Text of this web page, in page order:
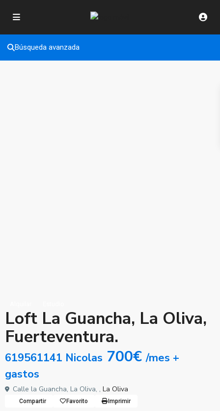
Búsqueda avanzada
Loft La Guancha, La Oliva,
Fuerteventura.
619561141 Nicolas 700€/mes +
gastos
Calle la Guancha, La Oliva, , La Oliva
Compartir Favorito Imprimir